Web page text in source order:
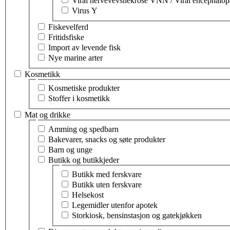
Virus Y
Fiskevelferd
Fritidsfiske
Import av levende fisk
Nye marine arter
Kosmetikk
Velg tema innen kosmetikk
Kosmetiske produkter
Stoffer i kosmetikk
Mat og drikke
Velg tema innen mat og drikke
Amming og spedbarn
Bakevarer, snacks og søte produkter
Barn og unge
Butikk og butikkjeder
Velg tema innen butikk og butikkjeder
Butikk med ferskvare
Butikk uten ferskvare
Helsekost
Legemidler utenfor apotek
Storkiosk, bensinstasjon og gatekjøkken